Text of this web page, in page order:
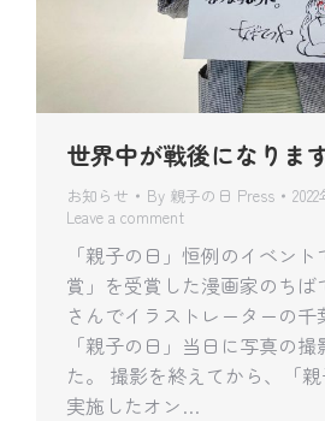
世界中が戦後になりま
お知らせ By 親子の日 Press
Leave a comment
「親子の日」恒例のイベン
賞」を受賞した漫画家のち
さんでイラストレーターの千
「親子の日」当日に写真の
た。 撮影を終えてから、「
実施したオン…